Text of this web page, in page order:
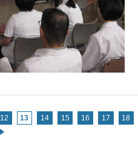
12 13 14 15 16 17 18